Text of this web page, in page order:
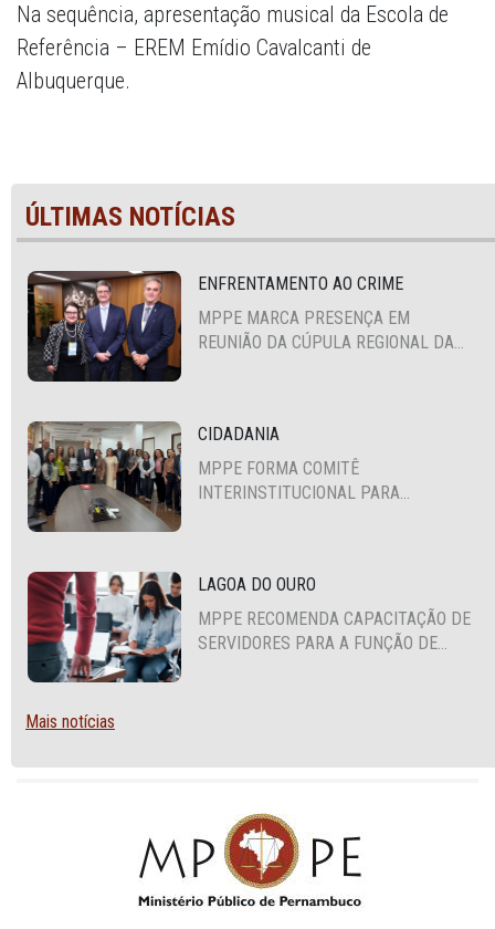
Na sequência, apresentação musical da Escola de
Referência – EREM Emídio Cavalcanti de
Albuquerque.
ÚLTIMAS NOTÍCIAS
ENFRENTAMENTO AO CRIME
MPPE MARCA PRESENÇA EM
REUNIÃO DA CÚPULA REGIONAL DA
CIDADANIA
MPPE FORMA COMITÊ
INTERINSTITUCIONAL PARA
LAGOA DO OURO
MPPE RECOMENDA CAPACITAÇÃO DE
SERVIDORES PARA A FUNÇÃO DE
Mais notícias